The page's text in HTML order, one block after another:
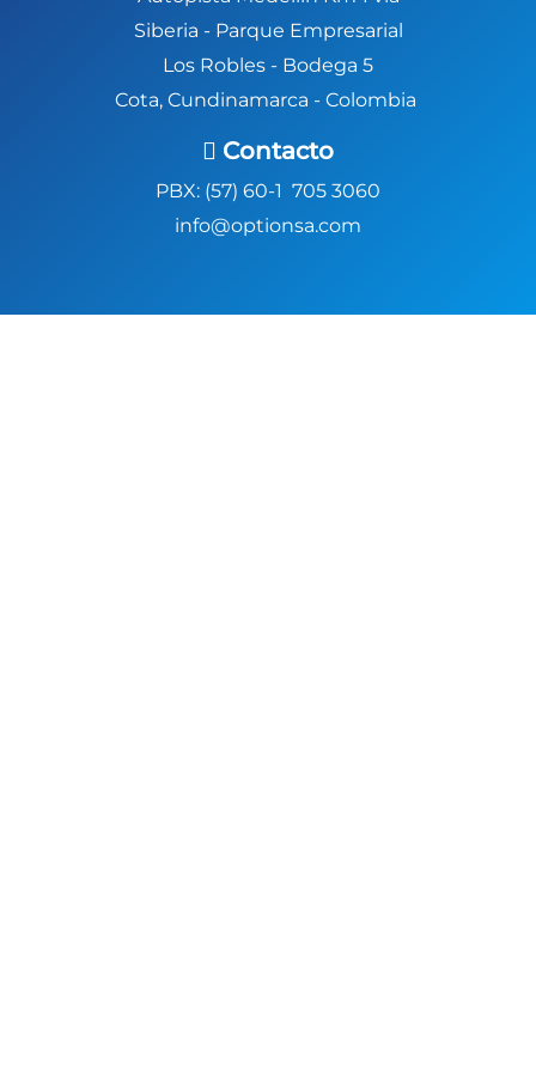
Siberia - Parque Empresarial
Los Robles - Bodega 5
Cota, Cundinamarca - Colombia
Contacto
PBX: (57) 60-1 705 3060
info@optionsa.com